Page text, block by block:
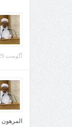
آگوست 29, 2025
المرهون